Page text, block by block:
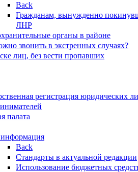
Back
Гражданам, вынужденно
ЛНР
органы в районе
звонить в экстренных случаях?
лиц, без вести пропавших
регистрация юридических
палата
Back
Стандарты в актуальной редакции
Использование бюджетных